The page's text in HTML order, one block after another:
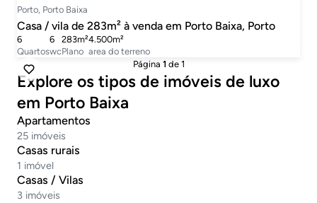
Porto, Porto Baixa
Casa / vila de 283m² à venda em Porto Baixa, Porto
Quartos
6
wc
6
Plano
283m²
area do terreno
4.500m²
Página 1 de 1
Explore os tipos de imóveis de luxo
em Porto Baixa
Apartamentos
25 imóveis
Casas rurais
1 imóvel
Casas / Vilas
3 imóveis